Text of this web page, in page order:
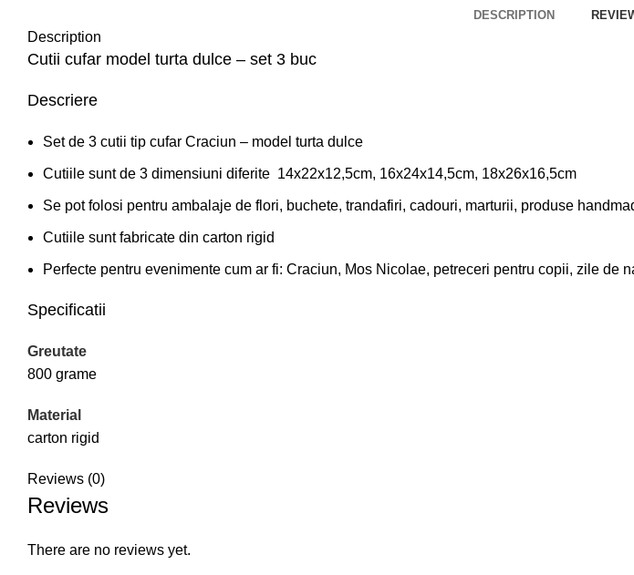
DESCRIPTION
Description
Cutii cufar model turta dulce – set 3 buc
Descriere
Set de 3 cutii tip cufar Craciun – model turta dulce
Cutiile sunt de 3 dimensiuni diferite 14x22x12,5cm, 16x24x14,5cm, 18x26x16,5cm
Se pot folosi pentru ambalaje de flori, buchete, trandafiri, cadouri, marturii, produse
Cutiile sunt fabricate din carton rigid
Perfecte pentru evenimente cum ar fi: Craciun, Mos Nicolae, petreceri pentru copii, zile de
Specificatii
Greutate
800 grame
Material
carton rigid
Reviews (0)
Reviews
There are no reviews yet.